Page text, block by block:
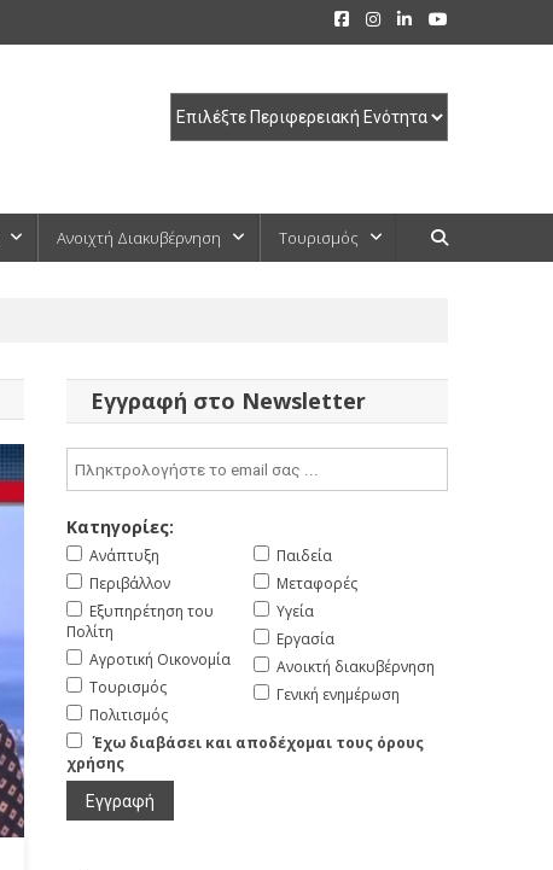
Ανοιχτή Διακυβέρνηση Τουρισμός
Εγγραφή στο Newsletter
Κατηγορίες:
Ανάπτυξη
Περιβάλλον
Εξυπηρέτηση του
Πολίτη
Αγροτική Οικονομία
Τουρισμός
Πολιτισμός
Παιδεία
Μεταφορές
Υγεία
Εργασία
Ανοικτή διακυβέρνηση
Γενική ενημέρωση
Έχω διαβάσει και αποδέχομαι τους όρους
χρήσης